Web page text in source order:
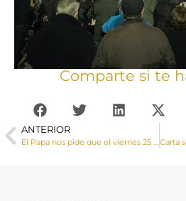
Comparte si te
ANTERIOR
El Papa nos pide que el viernes 25 de marzo nos unamos en oración por la paz en Ucrania